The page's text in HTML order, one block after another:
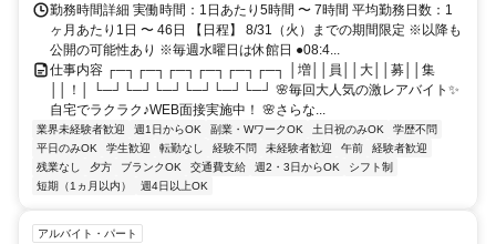
勤務時間詳細 実働時間：1日あたり5時間 〜 7時間 平均勤務日数：1
ヶ月あたり1日 〜 46日 【日程】 8/31（火）までの期間限定 ※以降も
公開の可能性あり ※毎週水曜日は休館日 ●08:4...
仕事内容 ┌─┐┌─┐┌─┐┌─┐┌─┐┌─┐ │増││員││大││募││集
││！│ └─┘└─┘└─┘└─┘└─┘└─┘ 🌸毎回大人気の激レアバイト✨
自宅でラクラク♪WEB面接実施中！ 🌸さらな...
業界未経験者歓迎 週1日からOK 副業・WワークOK 土日祝のみOK
学歴不問
平日のみOK
学生歓迎 転勤なし 経験不問 未経験者歓迎 午前
経験者歓迎
残業なし
夕方 ブランクOK 交通費支給 週2・3日からOK
シフト制
短期（1ヵ月以内）
週4日以上OK
アルバイト・パート